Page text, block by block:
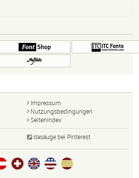
Impressum
Nutzungsbedingungen
Seitenindex
dasauge bei Pinterest